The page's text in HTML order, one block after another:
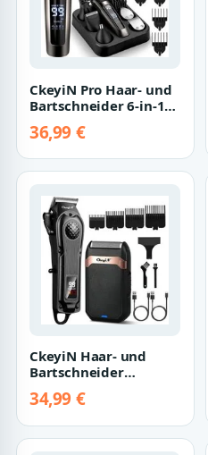
CkeyiN Pro Haar- und
Bartschneider 6-in-1
für Her…
36,99 €
CkeyiN Haar- und
Bartschneider
Haarschneidemaschine
Barttrimmer Set fü…
34,99 €